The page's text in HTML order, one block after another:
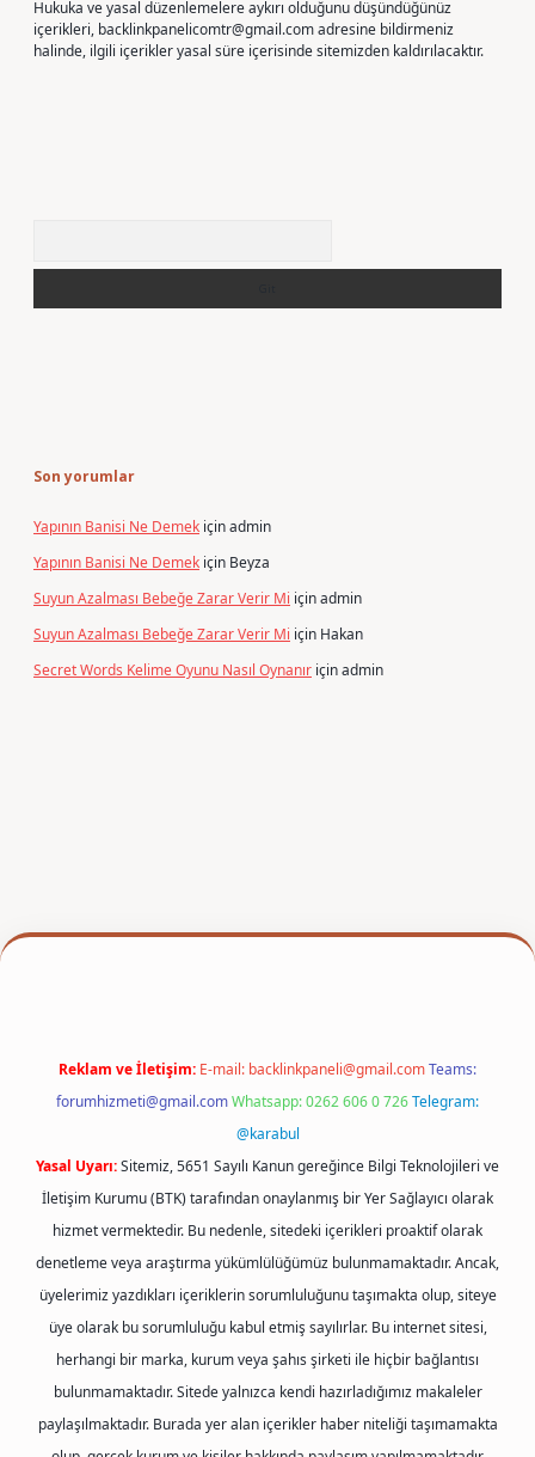
Hukuka ve yasal düzenlemelere aykırı olduğunu düşündüğünüz
içerikleri, backlinkpanelicomtr@gmail.comadresine bildirmeniz
halinde, ilgili içerikler yasal süre içerisinde sitemizden kaldırılacaktır.
Son yorumlar
Yapının Banisi Ne Demek içinadmin
Yapının Banisi Ne Demek için Beyza
Suyun Azalması Bebeğe Zarar Verir Mi içinadmin
Suyun Azalması Bebeğe Zarar Verir Mi için Hakan
Secret Words Kelime Oyunu Nasıl Oynanır içinadmin
Reklam ve İletişim: E-mail: backlinkpaneli@gmail.comTeams:
forumhizmeti@gmail.comWhatsapp: 0262 606 0 726Telegram:
@karabul
Yasal Uyarı:Sitemiz, 5651 Sayılı Kanun gereğince Bilgi Teknolojileri ve
İletişim Kurumu (BTK) tarafından onaylanmış bir Yer Sağlayıcı olarak
hizmet vermektedir. Bu nedenle, sitedeki içerikleri proaktif olarak
denetleme veya araştırma yükümlülüğümüz bulunmamaktadır. Ancak,
üyelerimiz yazdıkları içeriklerin sorumluluğunu taşımakta olup, siteye
üye olarak bu sorumluluğu kabul etmiş sayılırlar. Bu internet sitesi,
herhangi bir marka, kurum veya şahıs şirketi ile hiçbir bağlantısı
bulunmamaktadır. Sitede yalnızca kendi hazırladığımız makaleler
paylaşılmaktadır. Burada yer alan içerikler haber niteliği taşımamakta